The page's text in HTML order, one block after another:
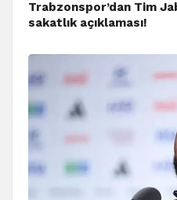
Trabzonspor’dan Tim
sakatlık açıklaması!